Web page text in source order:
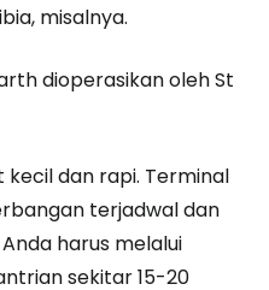
misalnya.
dioperasikan oleh St
dan rapi. Terminal
terjadwal dan
harus melalui
sekitar 15-20